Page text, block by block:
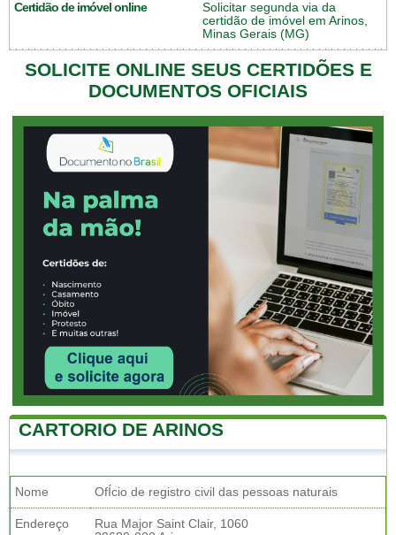
Certidão de imóvel online
Solicitar segunda via da
certidão de imóvel em Arinos,
Minas Gerais (MG)
SOLICITE ONLINE SEUS CERTIDÕES E
DOCUMENTOS OFICIAIS
CARTORIO DE ARINOS
Nome OfÍcio de registro civil das pessoas naturais
Endereço
Rua Major Saint Clair, 1060